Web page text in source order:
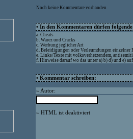
Noch keine Kommentare vorhanden
• In den Kommentaren dürfen
a. Cheats
b. Warez und Cracks
c. Werbung jeglicher Art
d. Beleidigungen oder Verleumdungen einzelner
e. Links/Texte mit volksverhetzendem,
f. Hinweise darauf wo das unter a) b) d) und e)
• Kommentar schreiben:
» Autor:
» HTML ist deaktiviert